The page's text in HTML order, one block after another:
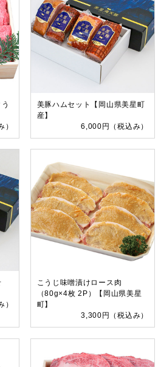
）
美豚ハムセット【岡山県美星町
産】
6,000円 （税込み）
）
こうじ味噌漬けロース肉
（80g×4枚 2P）【岡山県美星
町】
3,300円
（税込み）